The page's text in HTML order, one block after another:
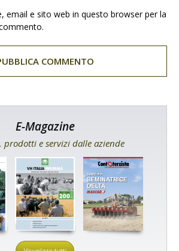
email e sito web in questo browser per la
E-Magazine
prodotti e servizi dalle aziende